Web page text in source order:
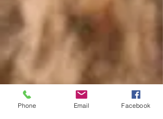
Phone Email Facebook